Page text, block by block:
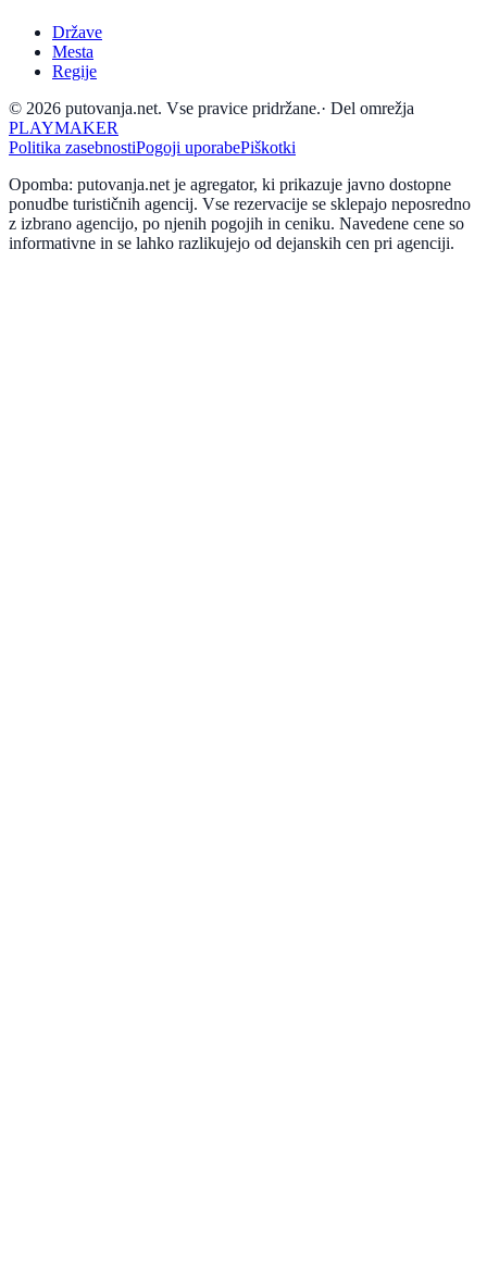
Države
Mesta
Regije
© 2026 putovanja.net. Vse pravice pridržane.· Del omrežja
PLAYMAKER
Politika zasebnostiPogoji uporabePiškotki
Opomba: putovanja.net je agregator, ki prikazuje javno dostopne
ponudbe turističnih agencij. Vse rezervacije se sklepajo neposredno
z izbrano agencijo, po njenih pogojih in ceniku. Navedene cene so
informativne in se lahko razlikujejo od dejanskih cen pri agenciji.